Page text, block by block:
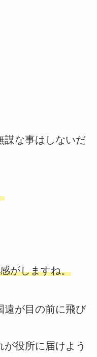
謀な事はしないだ
がしますね。
遠が目の前に飛び
役所に届けよう